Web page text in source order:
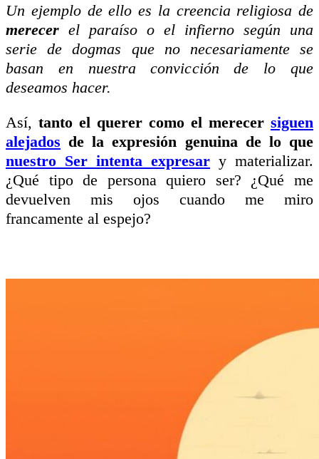
Un ejemplo de ello es la creencia religiosa de
merecer el paraíso o el infierno según una
serie de dogmas que no necesariamente se
basan en nuestra convicción de lo que
deseamos hacer.
Así, tanto el querer como el merecer siguen
alejados de la expresión genuina de lo que
nuestro Ser intenta expresar y materializar.
¿Qué tipo de persona quiero ser? ¿Qué me
devuelven mis ojos cuando me miro
francamente al espejo?